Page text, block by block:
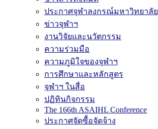
ประกาศจุฬาลงกรณ์มหาวิทยาลัย
ข่าวจุฬาฯ
งานวิจัยและนวัตกรรม
ความร่วมมือ
ความภูมิใจของจุฬาฯ
การศึกษาและหลักสูตร
จุฬาฯ ในสื่อ
ปฏิทินกิจกรรม
The 166th ASAIHL Conference
ประกาศจัดซื้อจัดจ้าง